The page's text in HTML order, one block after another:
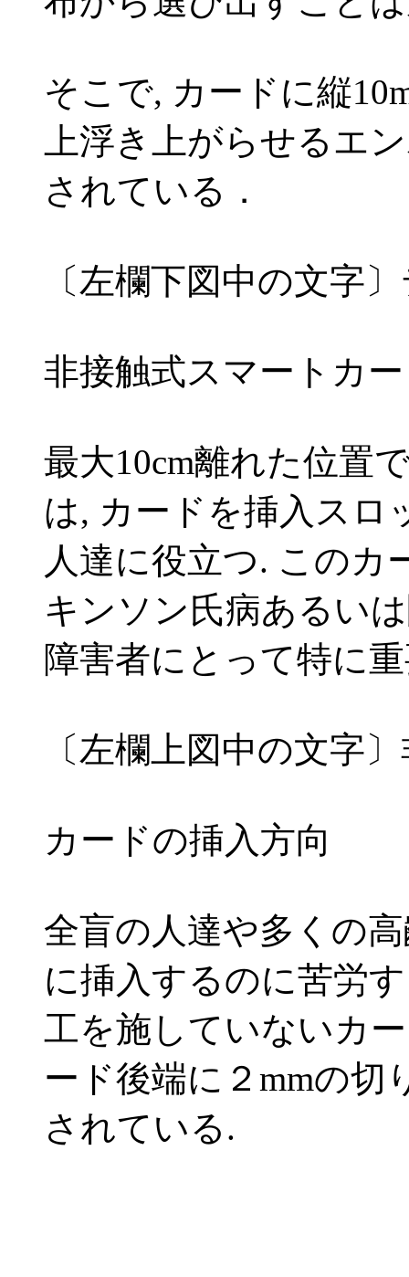
そこで, カードに縦
上浮き上がらせるエ
されている．
〔左欄下図中の文字
非接触式スマートカ
最大10cm離れた位置
は, カードを挿入スロ
人達に役立つ. このカ
キンソン氏病あるい
障害者にとって特に
〔左欄上図中の文字
カードの挿入方向
全盲の人達や多くの
に挿入するのに苦労
工を施していないカ
ード後端に２mmの切
されている.